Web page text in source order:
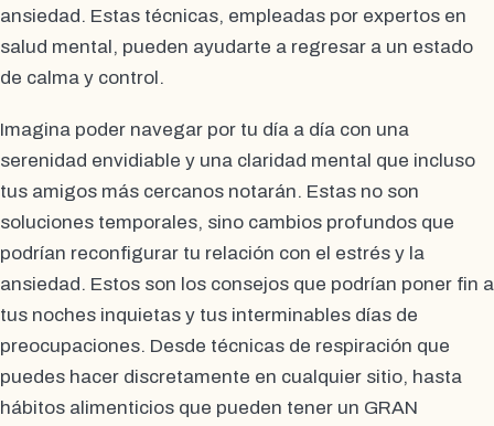
ansiedad. Estas técnicas, empleadas por expertos en
salud mental, pueden ayudarte a regresar a un estado
de calma y control.
Imagina poder navegar por tu día a día con una
serenidad envidiable y una claridad mental que incluso
tus amigos más cercanos notarán. Estas no son
soluciones temporales, sino cambios profundos que
podrían reconfigurar tu relación con el estrés y la
ansiedad. Estos son los consejos que podrían poner fin a
tus noches inquietas y tus interminables días de
preocupaciones. Desde técnicas de respiración que
puedes hacer discretamente en cualquier sitio, hasta
hábitos alimenticios que pueden tener un GRAN